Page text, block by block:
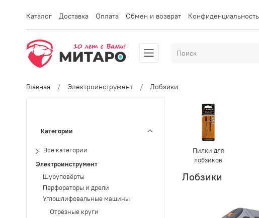
Каталог Доставка Оплата Обмен и возврат Конфиденциальность
Главная Электроинструмент Лобзики
Пилки для
лобзиков
Лобзики
Категории
Все категории
Электроинструмент
Шуруповёрты
Перфораторы и дрели
Углошлифовальные машины
Отрезные круги